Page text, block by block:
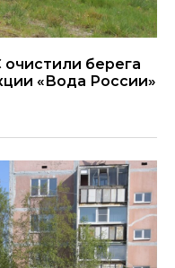
берега
«Вода России»